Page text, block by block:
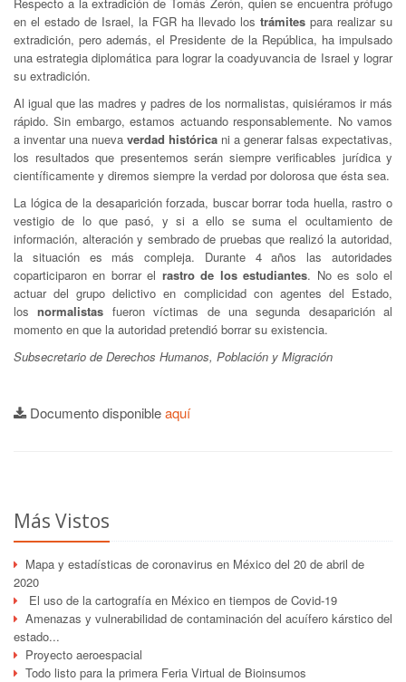
en el estado de Israel, la FGR ha llevado los trámites para realizar su
extradición, pero además, el Presidente de la República, ha impulsado
una estrategia diplomática para lograr la coadyuvancia de Israel y lograr
su extradición.
Al igual que las madres y padres de los normalistas, quisiéramos ir más
rápido. Sin embargo, estamos actuando responsablemente. No vamos
a inventar una nueva verdad histórica ni a generar falsas expectativas,
los resultados que presentemos serán siempre verificables jurídica y
científicamente y diremos siempre la verdad por dolorosa que ésta sea.
La lógica de la desaparición forzada, buscar borrar toda huella, rastro o
vestigio de lo que pasó, y si a ello se suma el ocultamiento de
información, alteración y sembrado de pruebas que realizó la autoridad,
la situación es más compleja. Durante 4 años las autoridades
coparticiparon en borrar el rastro de los estudiantes. No es solo el
actuar del grupo delictivo en complicidad con agentes del Estado,
losnormalistas fueron víctimas de una segunda desaparición al
momento en que la autoridad pretendió borrar su existencia.
Subsecretario de Derechos Humanos, Población y Migración
Documento disponibleaquí
Más Vistos
Mapa y estadísticas de coronavirus en México del 20 de abril de
2020
El uso de la cartografía en México en tiempos de Covid-19
Amenazas y vulnerabilidad de contaminación del acuífero kárstico del
estado...
Proyecto aeroespacial
Todo listo para la primera Feria Virtual de Bioinsumos